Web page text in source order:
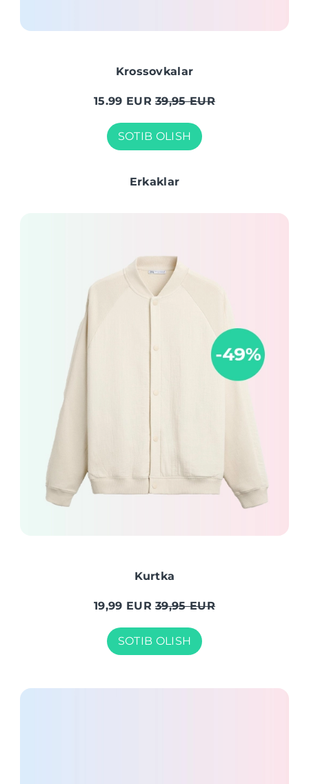
Krossovkalar
15.99 EUR39,95 EUR
SOTIB OLISH
Erkaklar
Kurtka
19,99 EUR39,95 EUR
SOTIB OLISH